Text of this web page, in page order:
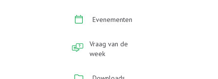
Evenementen
Vraag van de
week